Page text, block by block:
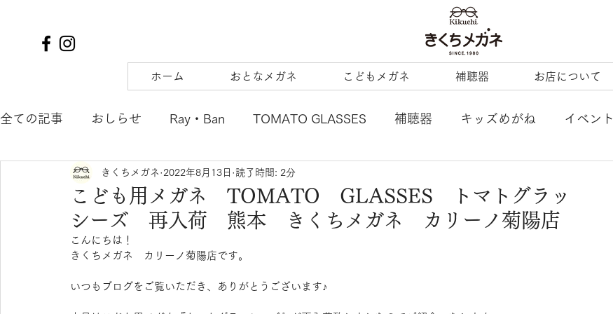
ホーム おとなメガネ こどもメガネ 補聴器 お店について
全ての記事 おしらせ Ray・Ban TOMATO GLASSES 補聴器 キッズめがね イベント
TIFFANY&Co. to hers SOLAIZ DJUAL
SAMURAI SHO mu tsubura AQUALIBERTY LineArt COACH 内藤熊八
POLICE OAKLEY agnes b. ENFANT mezzopiano
こども用メガネ TOMATO GLASSES トマトグラッ
シーズ 再入荷 熊本 きくちメガネ カリーノ菊陽店
きくちメガネ 2022年8月13日 読了時間: 2分
こんにちは！
きくちメガネ　カリーノ菊陽店です。
いつもブログをご覧いただき、ありがとうございます♪